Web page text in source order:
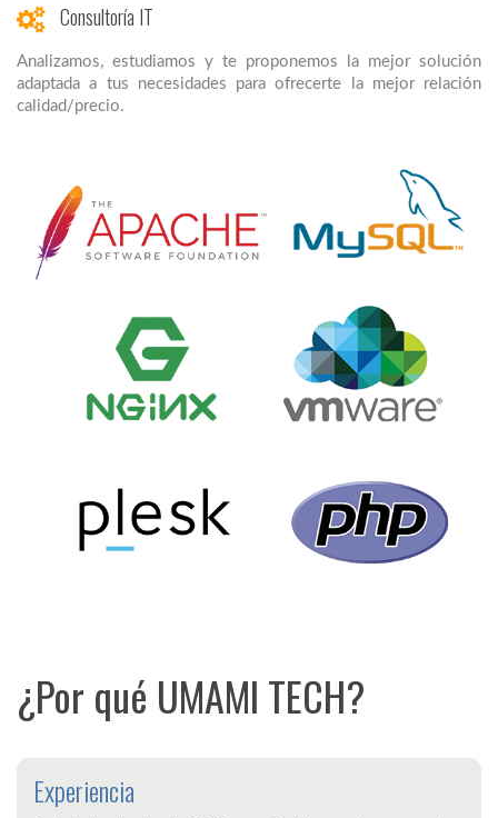
Consultoría IT
Analizamos, estudiamos y te proponemos la mejor solución
adaptada a tus necesidades para ofrecerte la mejor relación
calidad/precio.
¿Por qué UMAMI TECH?
Experiencia